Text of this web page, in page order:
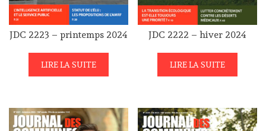
JDC 2223 – printemps 2024
LIRE LA SUITE
JDC 2222 – hiver 2024
LIRE LA SUITE